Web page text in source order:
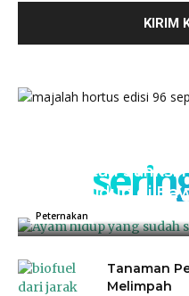
Kementan Sanksi
Ayam Hidup di
Peternakan
Tanaman
Melimpah